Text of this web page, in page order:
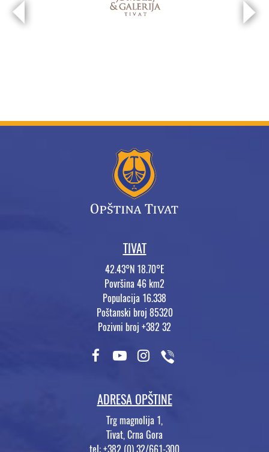
TIVAT
42.43°N 18.70°E
Površina 46 km2
Populacija 16.338
Poštanski broj 85320
Pozivni broj +382 32
ADRESA OPŠTINE
Trg magnolija 1,
Tivat, Crna Gora